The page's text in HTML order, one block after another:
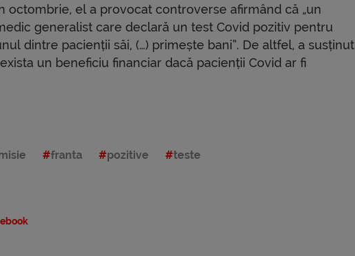
octombrie, el a provocat controverse afirmând că „un
generalist care declară un test Covid pozitiv pentru
dintre pacienții săi, (…) primește bani”. De altfel, a susținut
un beneficiu financiar dacă pacienții Covid ar fi
franta pozitive teste